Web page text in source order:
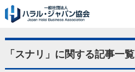
「スナリ」に関する記事一覧